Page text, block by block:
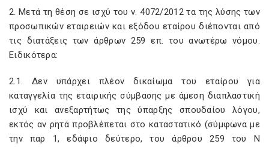
2. Μετά τη θέση σε ισχύ του ν. 4072/2012 τα της λύσης των
προσωπικών εταιρειών και εξόδου εταίρου διέπονται από
τις διατάξεις των άρθρων 259 επ. του ανωτέρω νόμου.
Ειδικότερα:
2.1. Δεν υπάρχει πλέον δικαίωμα του εταίρου για
καταγγελία της εταιρικής σύμβασης με άμεση διαπλαστική
ισχύ και ανεξαρτήτως της ύπαρξης σπουδαίου λόγου,
εκτός αν ρητά προβλέπεται στο καταστατικό (σύμφωνα με
την παρ 1, εδάφιο δεύτερο, του άρθρου 259 του Ν